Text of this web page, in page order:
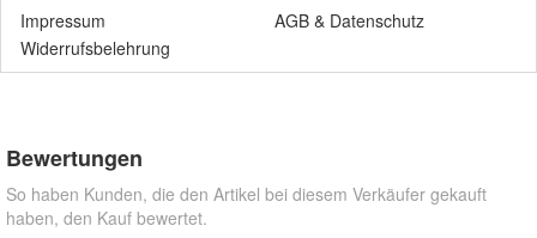
Impressum
AGB & Datenschutz
Widerrufsbelehrung
Bewertungen
So haben Kunden, die den Artikel bei diesem Verkäufer gekauft
haben, den Kauf bewertet.